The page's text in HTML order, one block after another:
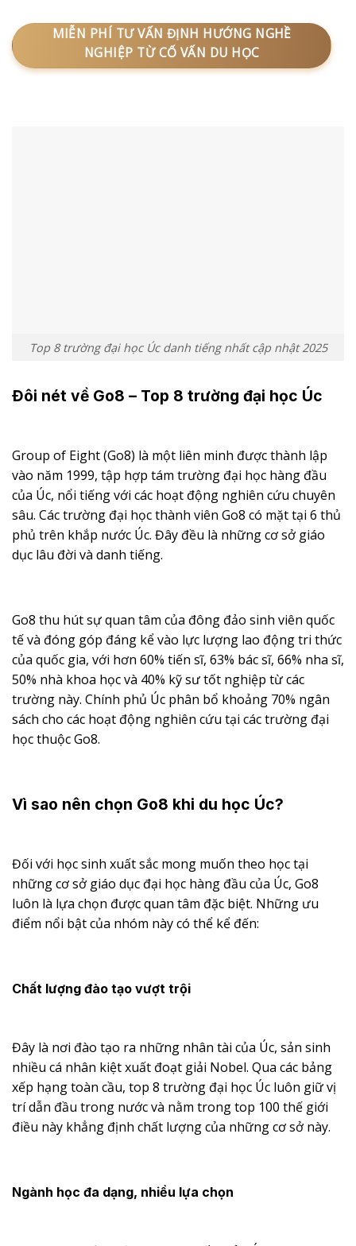
MIỄN PHÍ TƯ VẤN ĐỊNH HƯỚNG NGHỀ
NGHIỆP TỪ CỐ VẤN DU HỌC
Top 8 trường đại học Úc danh tiếng nhất cập nhật 2025
Đôi nét về Go8 – Top 8 trường đại học Úc
Group of Eight (Go8) là một liên minh được thành lập
vào năm 1999, tập hợp tám trường đại học hàng đầu
của Úc, nổi tiếng với các hoạt động nghiên cứu chuyên
sâu. Các trường đại học thành viên Go8 có mặt tại 6 thủ
phủ trên khắp nước Úc. Đây đều là những cơ sở giáo
dục lâu đời và danh tiếng.
Go8 thu hút sự quan tâm của đông đảo sinh viên quốc
tế và đóng góp đáng kể vào lực lượng lao động tri thức
của quốc gia, với hơn 60% tiến sĩ, 63% bác sĩ, 66% nha sĩ,
50% nhà khoa học và 40% kỹ sư tốt nghiệp từ các
trường này. Chính phủ Úc phân bổ khoảng 70% ngân
sách cho các hoạt động nghiên cứu tại các trường đại
học thuộc Go8.
Vì sao nên chọn Go8 khi du học Úc?
Đối với học sinh xuất sắc mong muốn theo học tại
những cơ sở giáo dục đại học hàng đầu của Úc, Go8
luôn là lựa chọn được quan tâm đặc biệt. Những ưu
điểm nổi bật của nhóm này có thể kể đến:
Chất lượng đào tạo vượt trội
Đây là nơi đào tạo ra những nhân tài của Úc, sản sinh
nhiều cá nhân kiệt xuất đoạt giải Nobel. Qua các bảng
xếp hạng toàn cầu, top 8 trường đại học Úc luôn giữ vị
trí dẫn đầu trong nước và nằm trong top 100 thế giới
điều này khẳng định chất lượng của những cơ sở này.
Ngành học đa dạng, nhiều lựa chọn